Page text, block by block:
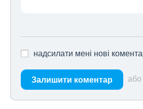
надсилати мені нові
Залишити коментар або